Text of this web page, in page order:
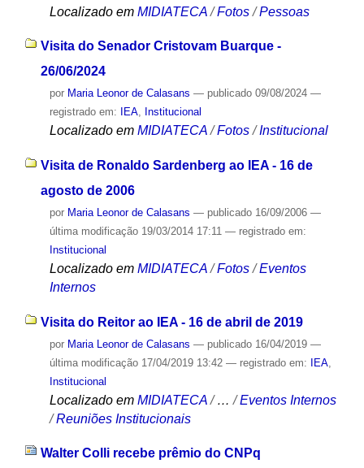
Localizado em MIDIATECA /Fotos /Pessoas
Visita do Senador Cristovam Buarque -
26/06/2024
por Maria Leonor de Calasans — publicado09/08/2024 —
registrado em:
IEA, Institucional
Localizado em MIDIATECA /Fotos /Institucional
Visita de Ronaldo Sardenberg ao IEA - 16 de
agosto de 2006
por Maria Leonor de Calasans — publicado16/09/2006 —
última modificação19/03/2014 17:11 — registrado em:
Institucional
Localizado em MIDIATECA /Fotos /Eventos
Internos
Visita do Reitor ao IEA - 16 de abril de 2019
por Maria Leonor de Calasans — publicado16/04/2019 —
última modificação17/04/2019 13:42 — registrado em: IEA,
Institucional
Localizado em MIDIATECA /…/Eventos Internos
/Reuniões Institucionais
Walter Colli recebe prêmio do CNPq